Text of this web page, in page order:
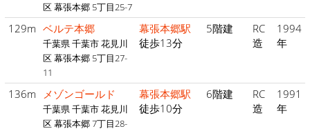
区 幕張本郷 5丁目25-7
129m ベルテ本郷
千葉県 千葉市 花見川
区 幕張本郷 5丁目27-
11
幕張本郷駅
徒歩13分
5階建
RC
造
1994
年
136m メゾンゴールド
千葉県 千葉市 花見川
区 幕張本郷 7丁目28-
幕張本郷駅
徒歩10分
6階建
RC
造
1991
年